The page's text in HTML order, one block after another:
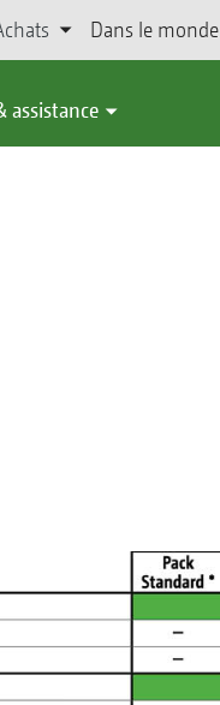
Dans le monde
assistance